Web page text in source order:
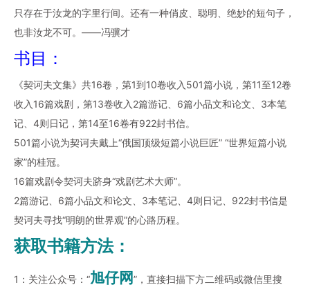
只存在于汝龙的字里行间。还有一种俏皮、聪明、绝妙的短句子，
也非汝龙不可。——冯骥才
书目：
《契诃夫文集》共16卷，第1到10卷收入501篇小说，第11至12卷
收入16篇戏剧，第13卷收入2篇游记、6篇小品文和论文、3本笔
记、4则日记，第14至16卷有922封书信。
501篇小说为契诃夫戴上“俄国顶级短篇小说巨匠” “世界短篇小说
家”的桂冠。
16篇戏剧令契诃夫跻身“戏剧艺术大师”。
2篇游记、6篇小品文和论文、3本笔记、4则日记、922封书信是
契诃夫寻找“明朗的世界观”的心路历程。
获取书籍方法：
1：关注公众号：“旭仔网”，直接扫描下方二维码或微信里搜